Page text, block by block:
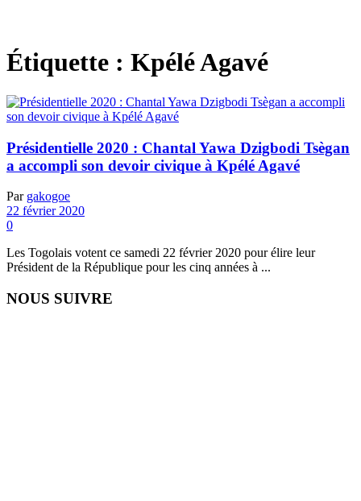
Étiquette : Kpélé Agavé
Présidentielle 2020 : Chantal Yawa Dzigbodi Tsègan
a accompli son devoir civique à Kpélé Agavé
Par gakogoe
22 février 2020
0
Les Togolais votent ce samedi 22 février 2020 pour élire leur
Président de la République pour les cinq années à ...
NOUS SUIVRE